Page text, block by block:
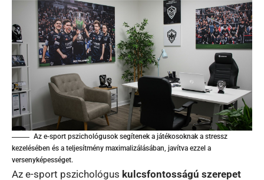
Az e-sport pszichológusok segítenek a játékosoknak a stressz
kezelésében és a teljesítmény maximalizálásában, javítva ezzel a
versenyképességet.
Az e-sport pszichológus kulcsfontosságú szerepet